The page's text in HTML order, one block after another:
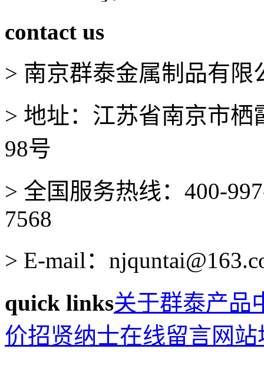
contact us
> 南京群泰金属制品有限
> 地址：江苏省南京市
98号
> 全国服务热线：400-
7568
> E-mail：
quick links关于群泰产品
价招贤纳士在线留言网